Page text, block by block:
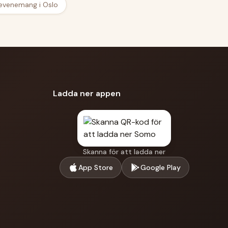
i Oslo
Ladda ner appen
Skanna för att ladda ner
App Store
Google Play